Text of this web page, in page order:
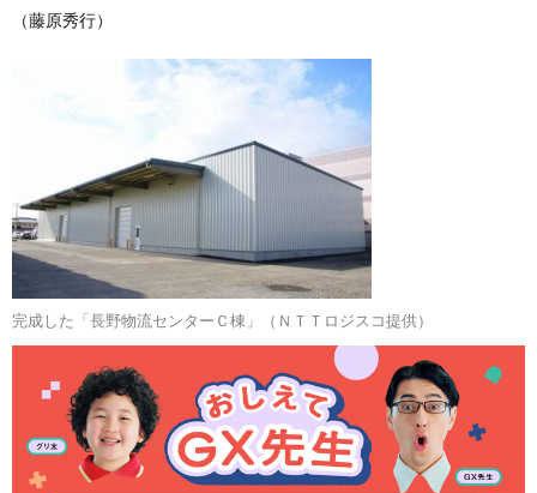
（藤原秀行）
完成した「長野物流センターＣ棟」（ＮＴＴロジスコ提供）